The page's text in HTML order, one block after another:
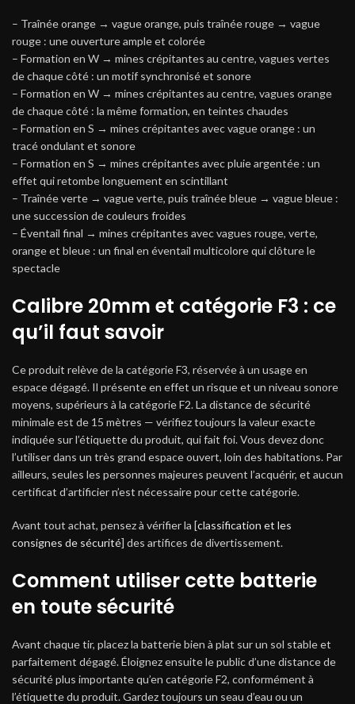
– Traînée orange → vague orange, puis traînée rouge → vague
rouge : une ouverture ample et colorée
– Formation en W → mines crépitantes au centre, vagues vertes
de chaque côté : un motif synchronisé et sonore
– Formation en W → mines crépitantes au centre, vagues orange
de chaque côté : la même formation, en teintes chaudes
– Formation en S → mines crépitantes avec vague orange : un
tracé ondulant et sonore
– Formation en S → mines crépitantes avec pluie argentée : un
effet qui retombe longuement en scintillant
– Traînée verte → vague verte, puis traînée bleue → vague bleue :
une succession de couleurs froides
– Éventail final → mines crépitantes avec vagues rouge, verte,
orange et bleue : un final en éventail multicolore qui clôture le
spectacle
Calibre 20mm et catégorie F3 : ce
qu’il faut savoir
Ce produit relève de la catégorie F3, réservée à un usage en
espace dégagé. Il présente en effet un risque et un niveau sonore
moyens, supérieurs à la catégorie F2. La distance de sécurité
minimale est de 15 mètres — vérifiez toujours la valeur exacte
indiquée sur l’étiquette du produit, qui fait foi. Vous devez donc
l’utiliser dans un très grand espace ouvert, loin des habitations. Par
ailleurs, seules les personnes majeures peuvent l’acquérir, et aucun
certificat d’artificier n’est nécessaire pour cette catégorie.
Avant tout achat, pensez à vérifier la [classification et les
consignes de sécurité] des artifices de divertissement.
Comment utiliser cette batterie
en toute sécurité
Avant chaque tir, placez la batterie bien à plat sur un sol stable et
parfaitement dégagé. Éloignez ensuite le public d’une distance de
sécurité plus importante qu’en catégorie F2, conformément à
l’étiquette du produit. Gardez toujours un seau d’eau ou un